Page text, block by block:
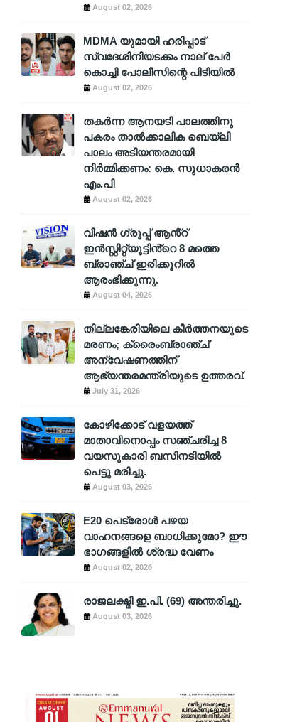
August 02, 2026
MDMA യുമായി ഹരിപ്പാട്
സ്വദേശിനിയടക്കം നാല് പേർ
കൊച്ചി പോലീസിന്റെ പിടിയിൽ
August 02, 2026
തകർന്ന ആനയടി പാലത്തിനു
പകരം താൽക്കാലിക ബെയ്‌ലി
പാലം അടിയന്തരമായി
നിർമ്മിക്കണം: കെ. സുധാകരൻ
എം.പി
August 02, 2026
വിഷൻ ഗ്രൂപ്പ് ആൻ്റ്
ഇൻസ്റ്റിറ്റ്യൂട്ടിൻ്റെ 8 മത്തെ
ബ്രാഞ്ച് ഇരിക്കൂറിൽ
ആരംഭിക്കുന്നു.
August 04, 2026
തില്ലങ്കേരിയിലെ കീർത്തനയുടെ
മരണം; ക്രൈംബ്രാഞ്ച്
അന്വേഷണത്തിന്
ആഭ്യന്തരമന്ത്രിയുടെ ഉത്തരവ്.
July 31, 2026
കോഴിക്കോട് വളയത്ത്
മാതാവിനൊപ്പം സഞ്ചരിച്ച 8
വയസുകാരി ബസിനടിയിൽ
പെട്ടു മരിച്ചു.
August 03, 2026
E20 പെട്രോൾ പഴയ
വാഹനങ്ങളെ ബാധിക്കുമോ? ഈ
ഭാഗങ്ങളിൽ ശ്രദ്ധ വേണം
August 02, 2026
രാജലക്ഷ്മി ഇ.പി. (69) അന്തരിച്ചു.
August 03, 2026